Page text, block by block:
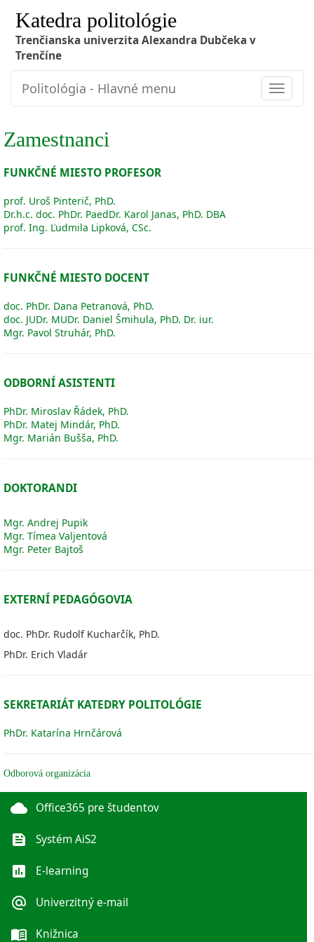
Katedra politológie
Trenčianska univerzita Alexandra Dubčeka v
Trenčíne
Toggle
Politológia - Hlavné menu
Zamestnanci
FUNKČNÉ MIESTO PROFESOR
prof. Uroš Pinterič, PhD.
Dr.h.c. doc. PhDr. PaedDr. Karol Janas, PhD. DBA
prof. Ing. Ľudmila Lipková, CSc.
FUNKČNÉ MIESTO DOCENT
doc. PhDr. Dana Petranová, PhD.
doc. JUDr. MUDr. Daniel Šmihula, PhD. Dr. iur.
Mgr. Pavol Struhár, PhD.
ODBORNÍ ASISTENTI
PhDr. Miroslav Řádek, PhD.
PhDr. Matej Mindár, PhD.
Mgr. Marián Bušša, PhD.
DOKTORANDI
Mgr. Andrej Pupik
Mgr. Tímea Valjentová
Mgr. Peter Bajtoš
EXTERNÍ PEDAGÓGOVIA
doc. PhDr. Rudolf Kucharčík, PhD.
PhDr. Erich Vladár
SEKRETARIÁT KATEDRY POLITOLÓGIE
PhDr. Katarína Hrnčárová
Odborová organizácia
cloud Office365 pre študentov
feed Systém AiS2
poll E-learning
alternate_email Univerzitný e-mail
menu_book Knižnica